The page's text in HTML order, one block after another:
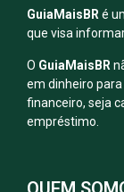
GuiaMaisBRé
que visa
O GuiaMaisBR
em dinheiro
financeiro, seja
empréstimo.